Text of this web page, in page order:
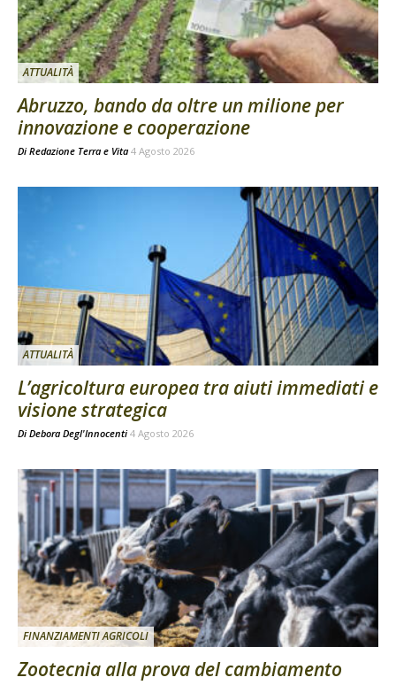
ATTUALITÀ
Abruzzo, bando da oltre un milione per
innovazione e cooperazione
Di Redazione Terra e Vita 4 Agosto 2026
ATTUALITÀ
L’agricoltura europea tra aiuti immediati e
visione strategica
Di Debora Degl'Innocenti 4 Agosto 2026
FINANZIAMENTI AGRICOLI
Zootecnia alla prova del cambiamento